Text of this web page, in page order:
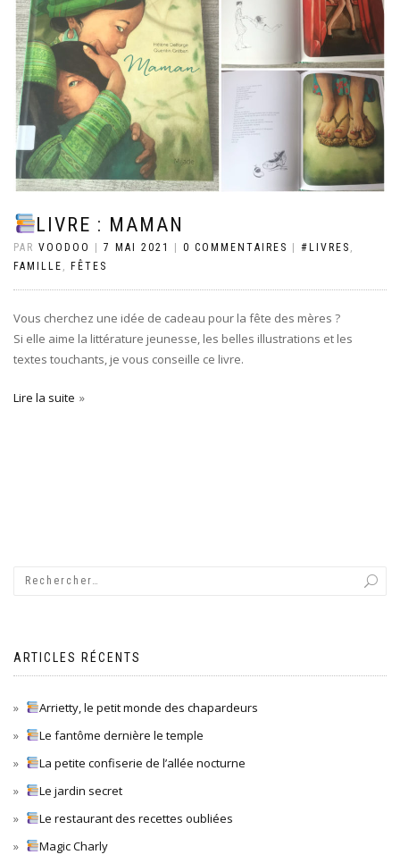
LIVRE : MAMAN
PAR VOODOO | 7 MAI 2021 | 0 COMMENTAIRES | #LIVRES
FAMILLE
FÊTES
Vous cherchez une idée de cadeau pour la fête des mères ?
Si elle aime la littérature jeunesse, les belles illustrations et les
textes touchants, je vous conseille ce livre.
Lire la suite
ARTICLES RÉCENTS
Arrietty, le petit monde des chapardeurs
Le fantôme dernière le temple
La petite confiserie de l’allée nocturne
Le jardin secret
Le restaurant des recettes oubliées
Magic Charly